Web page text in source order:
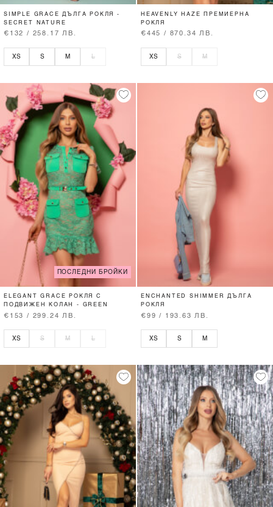
SIMPLE GRACE ДЪЛГА РОКЛЯ -
SECRET NATURE
€132 / 258.17 ЛВ.
XS S M L
HEAVENLY HAZE ПРЕМИЕРНА
РОКЛЯ
€445 / 870.34 ЛВ.
XS S M
ПОСЛЕДНИ БРОЙКИ
ELEGANT GRACE РОКЛЯ С
ПОДВИЖЕН КОЛАН - GREEN
€153 / 299.24 ЛВ.
XS S M L
ENCHANTED SHIMMER ДЪЛГА
РОКЛЯ
€99 / 193.63 ЛВ.
XS S M